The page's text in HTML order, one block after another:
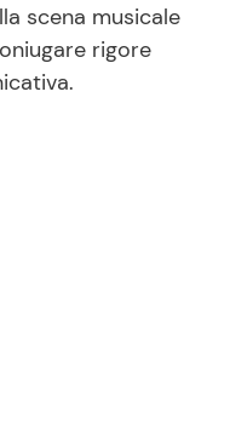
scena musicale
rigore